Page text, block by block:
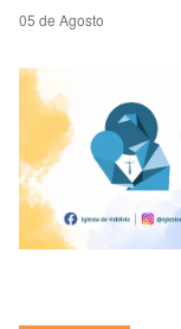
05 de Agosto